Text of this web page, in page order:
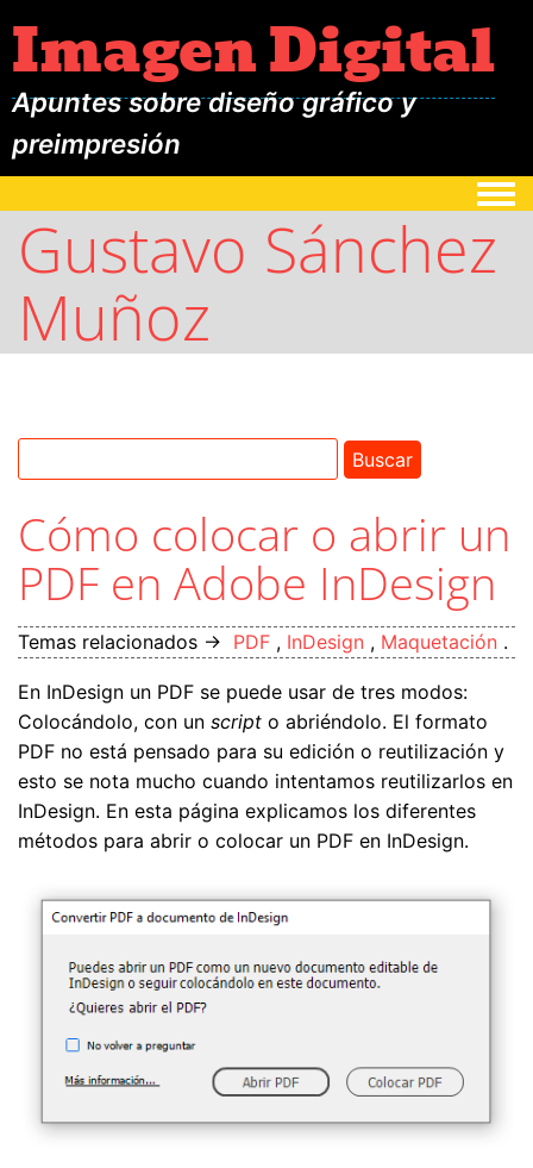
Imagen Digital
Apuntes sobre diseño gráfico y
preimpresión
Gustavo Sánchez
Muñoz
Cómo colocar o abrir un
PDF en Adobe InDesign
Temas relacionados → PDF , InDesign , Maquetación .
En InDesign un PDF se puede usar de tres modos:
Colocándolo, con un script o abriéndolo. El formato
PDF no está pensado para su edición o reutilización y
esto se nota mucho cuando intentamos reutilizarlos en
InDesign. En esta página explicamos los diferentes
métodos para abrir o colocar un PDF en InDesign.